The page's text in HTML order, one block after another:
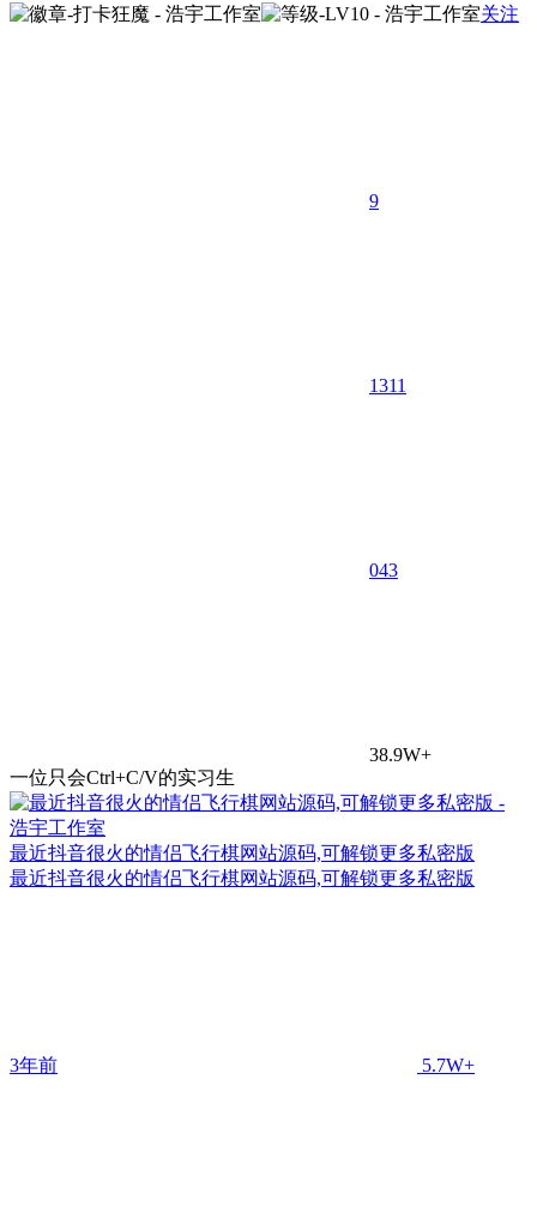
关注
9
1311
043
38.9W+
一位只会Ctrl+C/V的实习生
最近抖音很火的情侣飞行棋网站源码,可解锁更多私密版
最近抖音很火的情侣飞行棋网站源码,可解锁更多私密版
3年前 5.7W+